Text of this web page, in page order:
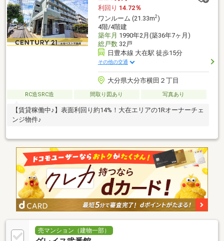
利回り 14.72％
ワンルーム (21.33m2)
4階/4階建
築年月 1990年2月(築36年7ヶ月)
総戸数32戸
日豊本線 大在駅 徒歩15分
その他の交通
大分県大分市横田２丁目
RC造SRC造 間取り図あり 写真あり
【賃貸稼働中♪】表面利回り約14%！大在エリアの1Rオーナーチェ
ンジ物件♪
売マンション（建物一部）